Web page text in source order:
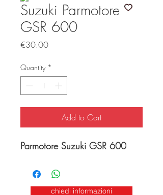
Suzuki Parmotore
GSR 600
€30.00Price
Quantity *
Add to Cart
Parmotore Suzuki GSR 600
chiedi informazioni